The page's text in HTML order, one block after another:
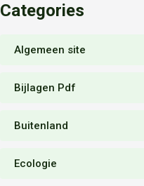
Categories
Algemeen site
Bijlagen Pdf
Buitenland
Ecologie